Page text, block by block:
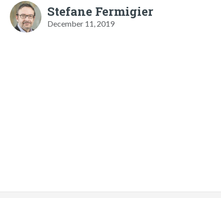
Stefane Fermigier
December 11, 2019